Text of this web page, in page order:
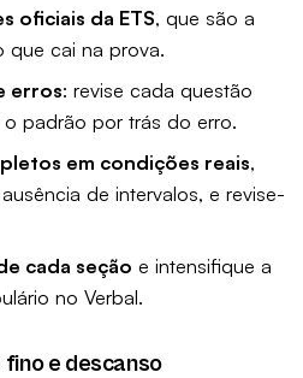
oficiais da ETS, que são a
que cai na prova.
erros: revise cada questão
padrão por trás do erro.
em condições reais,
de intervalos, e revise-
cada seção e intensifique a
no Verbal.
e descanso